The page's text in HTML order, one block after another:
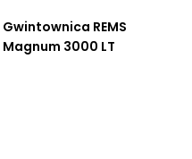
Gwintownica REMS
Magnum 3000 LT